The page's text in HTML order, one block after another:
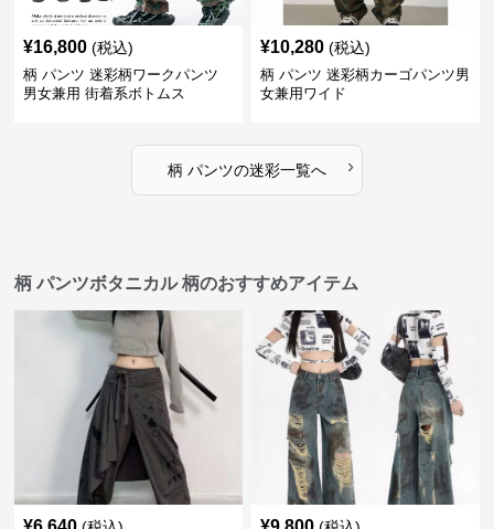
¥16,800 (税込)
柄 パンツ 迷彩柄ワークパンツ
男女兼用 街着系ボトムス
¥10,280 (税込)
柄 パンツ 迷彩柄カーゴパンツ男
女兼用ワイド
柄 パンツの迷彩一覧へ ›
柄 パンツボタニカル 柄のおすすめアイテム